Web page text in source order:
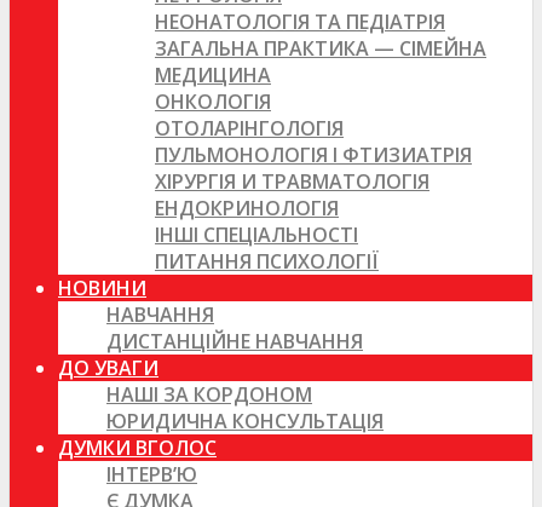
НЕОНАТОЛОГІЯ ТА ПЕДІАТРІЯ
ЗАГАЛЬНА ПРАКТИКА — СІМЕЙНА
МЕДИЦИНА
ОНКОЛОГІЯ
ОТОЛАРІНГОЛОГІЯ
ПУЛЬМОНОЛОГІЯ І ФТИЗИАТРІЯ
ХІРУРГІЯ И ТРАВМАТОЛОГІЯ
ЕНДОКРИНОЛОГІЯ
ІНШІ СПЕЦІАЛЬНОСТІ
ПИТАННЯ ПСИХОЛОГІЇ
НОВИНИ
НАВЧАННЯ
ДИСТАНЦІЙНЕ НАВЧАННЯ
ДО УВАГИ
НАШІ ЗА КОРДОНОМ
ЮРИДИЧНА КОНСУЛЬТАЦІЯ
ДУМКИ ВГОЛОС
ІНТЕРВ’Ю
Є ДУМКА